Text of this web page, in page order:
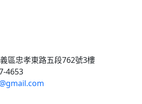
區忠孝東路五段762號3樓
4653